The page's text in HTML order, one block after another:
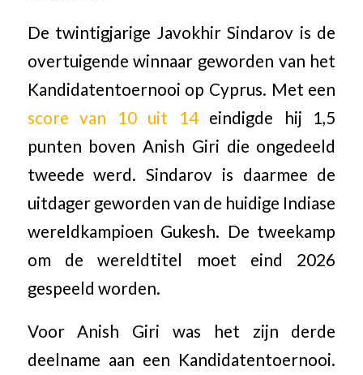
De twintigjarige Javokhir Sindarov is de
overtuigende winnaar geworden van het
Kandidatentoernooi op Cyprus. Met een
score van 10 uit 14 eindigde hij 1,5
punten boven Anish Giri die ongedeeld
tweede werd. Sindarov is daarmee de
uitdager geworden van de huidige Indiase
wereldkampioen Gukesh. De tweekamp
om de wereldtitel moet eind 2026
gespeeld worden.
Voor Anish Giri was het zijn derde
deelname aan een Kandidatentoernooi.